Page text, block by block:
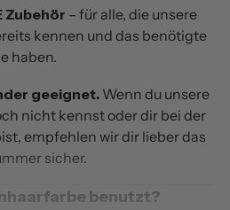
Zubehör – für alle, die unsere
kennen und das benötigte
haben.
geeignet. Wenn du unsere
nicht kennst oder dir bei der
empfehlen wir dir lieber das
sicher.
benutzt?